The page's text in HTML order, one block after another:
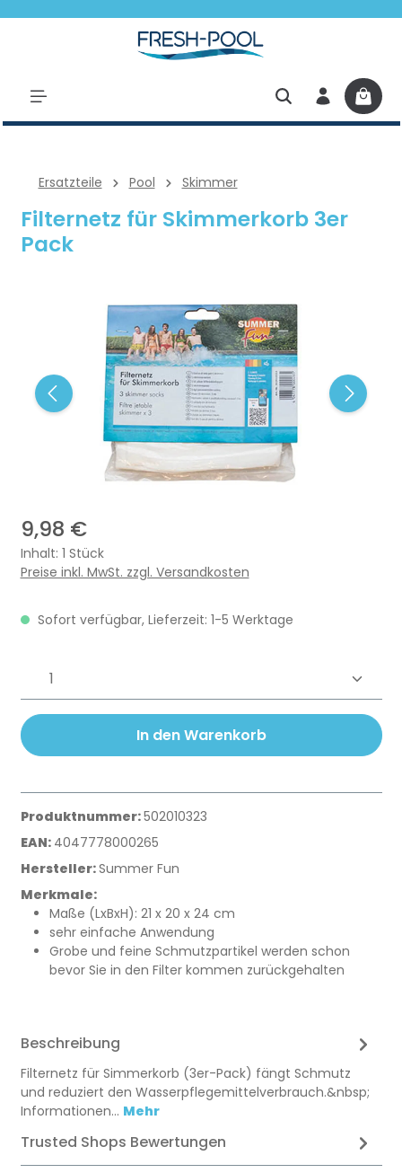
Ersatzteile Pool Skimmer
Filternetz für Skimmerkorb 3er
Pack
Bildergalerie überspringen
9,98 €
Inhalt: 1 Stück
Preise inkl. MwSt. zzgl. Versandkosten
Sofort verfügbar, Lieferzeit: 1-5 Werktage
Produkt Anzahl: Gib den
In den Warenkorb
Produktnummer:502010323
EAN: 4047778000265
Hersteller:Summer Fun
Merkmale:
Maße (LxBxH): 21 x 20 x 24 cm
sehr einfache Anwendung
Grobe und feine Schmutzpartikel werden schon
bevor Sie in den Filter kommen zurückgehalten
Beschreibung
Filternetz für Simmerkorb (3er-Pack) fängt Schmutz
und reduziert den Wasserpflegemittelverbrauch.&nbsp;
Informationen… Mehr
Trusted Shops Bewertungen